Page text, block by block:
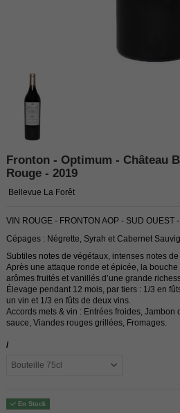
Fronton - Optimum - Château
Rouge - 2019
Bellevue La Forêt
VIN ROUGE - FRONTON AOP - SUD OUEST
Cépages : Négrette, Syrah et Cabernet
Subtiles notes de végétaux, intenses notes
Après une attaque ronde et épicée, la
arômes fruités et vanillés d’une grande
Élevage pendant 12 mois, par tiers : 1/3 en
un vin et 1/3 en fûts de deux vins.
Accords mets & vin : Entrées froides,
sauce, Viandes rouges grillées, Fromages.
/
En Stock